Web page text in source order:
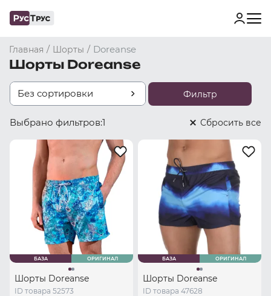
Главная / Шорты / Doreanse
Шорты Doreanse
Без сортировки Фильтр
Выбрано фильтров:1 Cбросить все
БАЗА ОРИГИНАЛ
Шорты Doreanse
ID товара 52573
БАЗА ОРИГИНАЛ
Шорты Doreanse
ID товара 47628